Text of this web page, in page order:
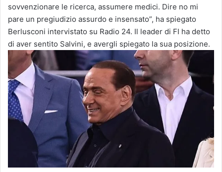
sovvenzionare le ricerca, assumere medici. Dire no mi
pare un pregiudizio assurdo e insensato”, ha spiegato
Berlusconi intervistato su Radio 24. Il leader di FI ha detto
di aver sentito Salvini, e avergli spiegato la sua posizione.